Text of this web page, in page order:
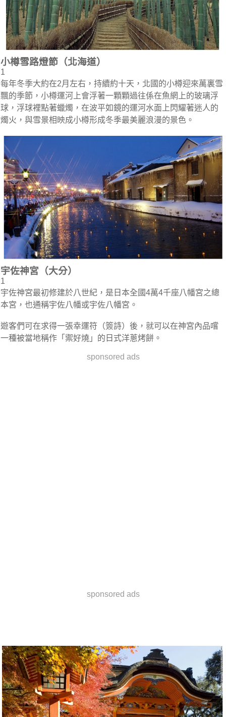
小樽雪路燈節（北海道）
1
每年冬季大約在2月左右，持續約十天，北國的小樽迎來萬裏雪
飄的季節，小樽運河上會浮著一顆顆過往係在魚網上的玻璃浮
球，浮球裡點著蠟燭，在波平如鏡的運河水面上閃耀著迷人的
燭火，與雪景相映成小樽形成冬季最美麗浪漫的景色。
宇佐神宮（大分）
1
宇佐神宮最初修建於八世紀，是日本全國4萬4千座八幡宮之總
本宮，也通稱宇佐八幡或宇佐八幡宮。
遊客們可在求得一張幸運符（簽詩）後，就可以在神宮內品嚐
一種被當地稱作「禦好燒」的日式洋蔥烤餅。
sponsored ads
sponsored ads